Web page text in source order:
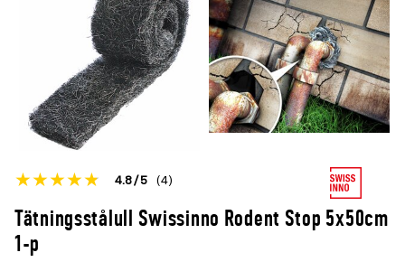
Tätningsstålull Swissinno Rodent Stop 5x50cm
1-p
Betyget
denna
4.8 5 (4)
Öppna
recensioner